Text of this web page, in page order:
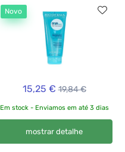
Novo
15,25 € 19,84 €
Em stock - Enviamos em até 3 dias
mostrar detalhe